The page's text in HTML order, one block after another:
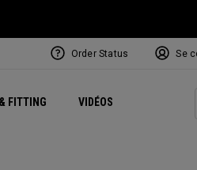
FITTING VIDÉOSExclusive
Exclusivités -
Juillet NEW Headwear
Women's Golf
Exclusivités
Régionaux
Order Status Se